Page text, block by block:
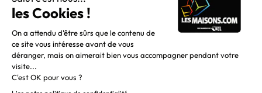
grand nord de la France.
Liens utiles